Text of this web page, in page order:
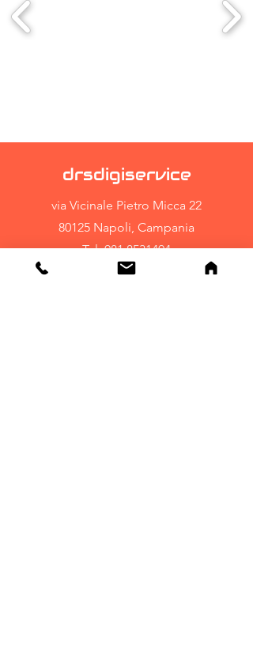
drsdigiservice
via Vicinale Pietro Micca 22
80125 Napoli, Campania
Tel:081.8531404